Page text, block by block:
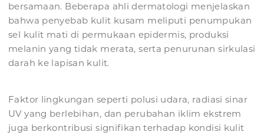
bersamaan. Beberapa ahli dermatologi menjelaskan
bahwa penyebab kulit kusam meliputi penumpukan
sel kulit mati di permukaan epidermis, produksi
melanin yang tidak merata, serta penurunan sirkulasi
darah ke lapisan kulit.
Faktor lingkungan seperti polusi udara, radiasi sinar
UV yang berlebihan, dan perubahan iklim ekstrem
juga berkontribusi signifikan terhadap kondisi kulit